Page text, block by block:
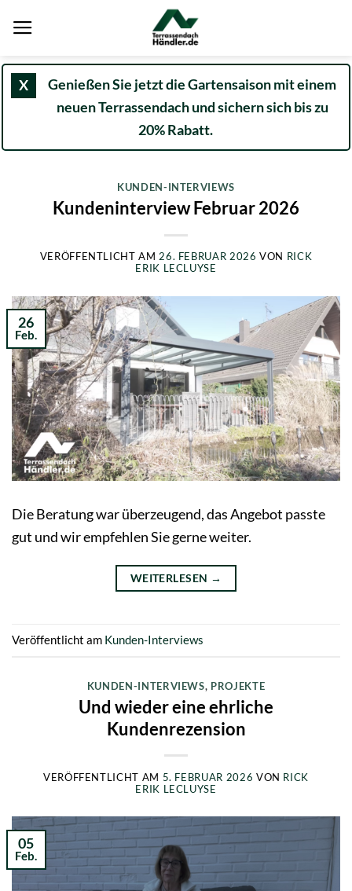
Inhalt
X
Genießen Sie jetzt die Gartensaison mit einem
neuen Terrassendach und sichern sich bis zu
20% Rabatt.
KUNDEN-INTERVIEWS
Kundeninterview Februar 2026
VERÖFFENTLICHT AM26. FEBRUAR 2026 VON RICK
ERIK LECLUYSE
26
Feb.
Die Beratung war überzeugend, das Angebot passte
gut und wir empfehlen Sie gerne weiter.
WEITERLESEN →
Veröffentlicht am Kunden-Interviews
KUNDEN-INTERVIEWS, PROJEKTE
Und wieder eine ehrliche
Kundenrezension
VERÖFFENTLICHT AM 5. FEBRUAR 2026 VON RICK
ERIK LECLUYSE
05
Feb.